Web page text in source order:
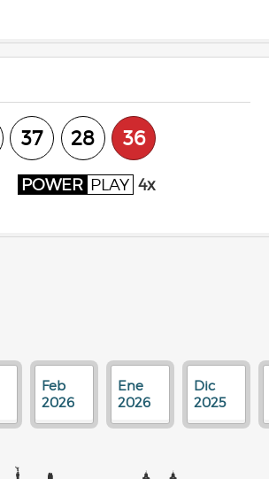
37 28 36
POWER PLAY 4x
Feb
2026
Ene
2026
Dic
2025